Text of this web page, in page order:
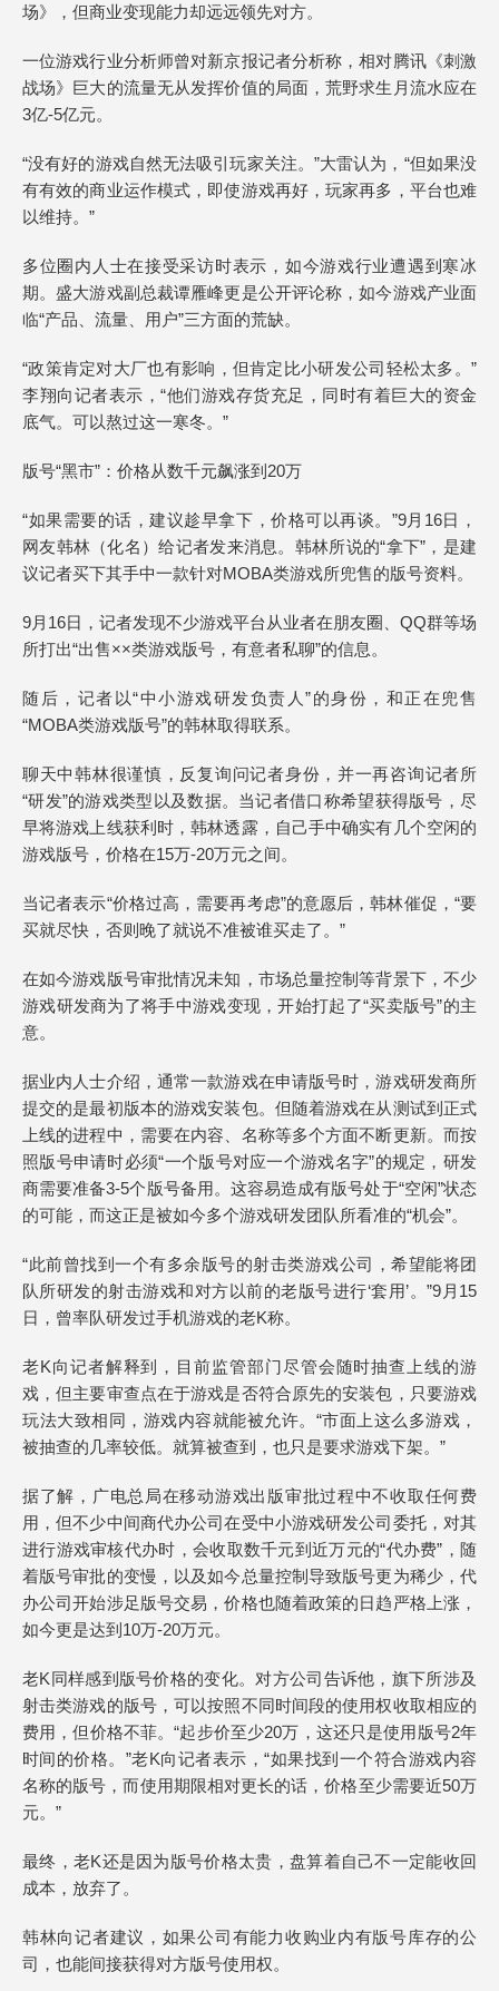
场》，但商业变现能力却远远领先对方。
一位游戏行业分析师曾对新京报记者分析称，相对腾讯《刺激
战场》巨大的流量无从发挥价值的局面，荒野求生月流水应在
3亿-5亿元。
“没有好的游戏自然无法吸引玩家关注。”大雷认为，“但如果没
有有效的商业运作模式，即使游戏再好，玩家再多，平台也难
以维持。”
多位圈内人士在接受采访时表示，如今游戏行业遭遇到寒冰
期。盛大游戏副总裁谭雁峰更是公开评论称，如今游戏产业面
临“产品、流量、用户”三方面的荒缺。
“政策肯定对大厂也有影响，但肯定比小研发公司轻松太多。”
李翔向记者表示，“他们游戏存货充足，同时有着巨大的资金
底气。可以熬过这一寒冬。”
版号“黑市”：价格从数千元飙涨到20万
“如果需要的话，建议趁早拿下，价格可以再谈。”9月16日，
网友韩林（化名）给记者发来消息。韩林所说的“拿下”，是建
议记者买下其手中一款针对MOBA类游戏所兜售的版号资料。
9月16日，记者发现不少游戏平台从业者在朋友圈、QQ群等场
所打出“出售××类游戏版号，有意者私聊”的信息。
随后，记者以“中小游戏研发负责人”的身份，和正在兜售
“MOBA类游戏版号”的韩林取得联系。
聊天中韩林很谨慎，反复询问记者身份，并一再咨询记者所
“研发”的游戏类型以及数据。当记者借口称希望获得版号，尽
早将游戏上线获利时，韩林透露，自己手中确实有几个空闲的
游戏版号，价格在15万-20万元之间。
当记者表示“价格过高，需要再考虑”的意愿后，韩林催促，“要
买就尽快，否则晚了就说不准被谁买走了。”
在如今游戏版号审批情况未知，市场总量控制等背景下，不少
游戏研发商为了将手中游戏变现，开始打起了“买卖版号”的主
意。
据业内人士介绍，通常一款游戏在申请版号时，游戏研发商所
提交的是最初版本的游戏安装包。但随着游戏在从测试到正式
上线的进程中，需要在内容、名称等多个方面不断更新。而按
照版号申请时必须“一个版号对应一个游戏名字”的规定，研发
商需要准备3-5个版号备用。这容易造成有版号处于“空闲”状态
的可能，而这正是被如今多个游戏研发团队所看准的“机会”。
“此前曾找到一个有多余版号的射击类游戏公司，希望能将团
队所研发的射击游戏和对方以前的老版号进行‘套用’。”9月15
日，曾率队研发过手机游戏的老K称。
老K向记者解释到，目前监管部门尽管会随时抽查上线的游
戏，但主要审查点在于游戏是否符合原先的安装包，只要游戏
玩法大致相同，游戏内容就能被允许。“市面上这么多游戏，
被抽查的几率较低。就算被查到，也只是要求游戏下架。”
据了解，广电总局在移动游戏出版审批过程中不收取任何费
用，但不少中间商代办公司在受中小游戏研发公司委托，对其
进行游戏审核代办时，会收取数千元到近万元的“代办费”，随
着版号审批的变慢，以及如今总量控制导致版号更为稀少，代
办公司开始涉足版号交易，价格也随着政策的日趋严格上涨，
如今更是达到10万-20万元。
老K同样感到版号价格的变化。对方公司告诉他，旗下所涉及
射击类游戏的版号，可以按照不同时间段的使用权收取相应的
费用，但价格不菲。“起步价至少20万，这还只是使用版号2年
时间的价格。”老K向记者表示，“如果找到一个符合游戏内容
名称的版号，而使用期限相对更长的话，价格至少需要近50万
元。”
最终，老K还是因为版号价格太贵，盘算着自己不一定能收回
成本，放弃了。
韩林向记者建议，如果公司有能力收购业内有版号库存的公
司，也能间接获得对方版号使用权。